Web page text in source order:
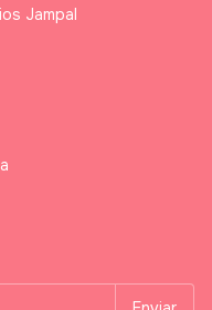
Jampal